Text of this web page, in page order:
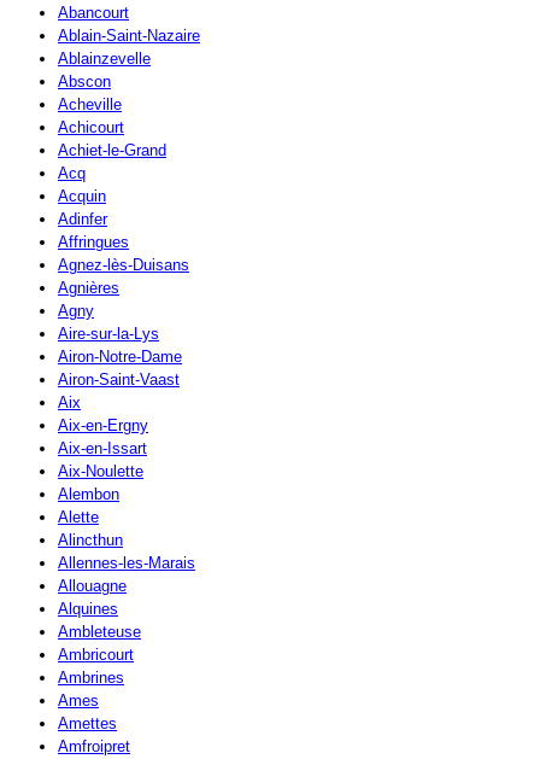
Abancourt
Ablain-Saint-Nazaire
Ablainzevelle
Abscon
Acheville
Achicourt
Achiet-le-Grand
Acq
Acquin
Adinfer
Affringues
Agnez-lès-Duisans
Agnières
Agny
Aire-sur-la-Lys
Airon-Notre-Dame
Airon-Saint-Vaast
Aix
Aix-en-Ergny
Aix-en-Issart
Aix-Noulette
Alembon
Alette
Alincthun
Allennes-les-Marais
Allouagne
Alquines
Ambleteuse
Ambricourt
Ambrines
Ames
Amettes
Amfroipret